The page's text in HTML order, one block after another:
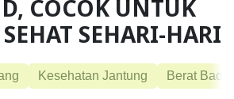
COCOK UNTUK
SEHARI-HARI
Kesehatan Jantung Berat